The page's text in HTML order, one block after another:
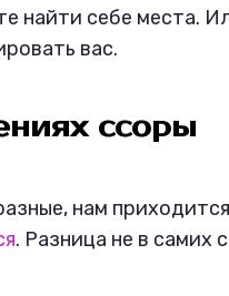
найти себе места.
вас.
ссоры
нам приходится
. Разница не в самих